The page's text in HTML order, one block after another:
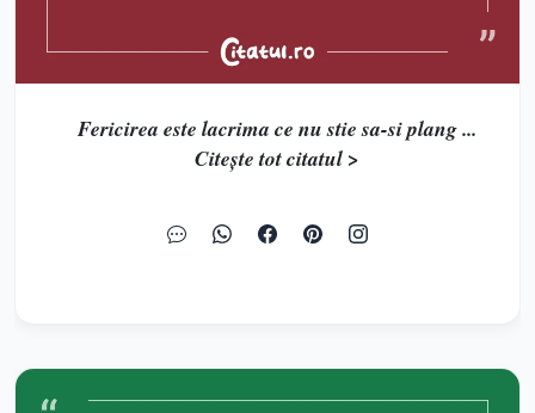
Fericirea este lacrima ce nu stie sa-si plang ...
Citește tot citatul >